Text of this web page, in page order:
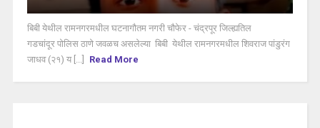
बिबी येथील रामनगरमधील घटनागौतम नगरी चौफेर - चंद्रपूर जिल्ह्यतिल
गडचांदूर पोलिस ठाणे जवळच असलेल्या बिबी येथील रामनगरमधील शिवराज पांडुरंग
जाधव (२१) य [...]
Read More